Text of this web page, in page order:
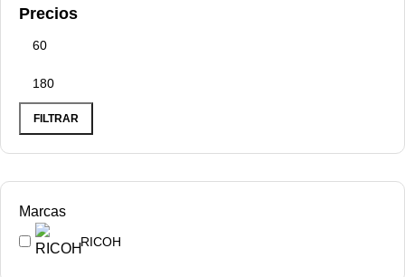
Precios
FILTRAR
Marcas
RICOH